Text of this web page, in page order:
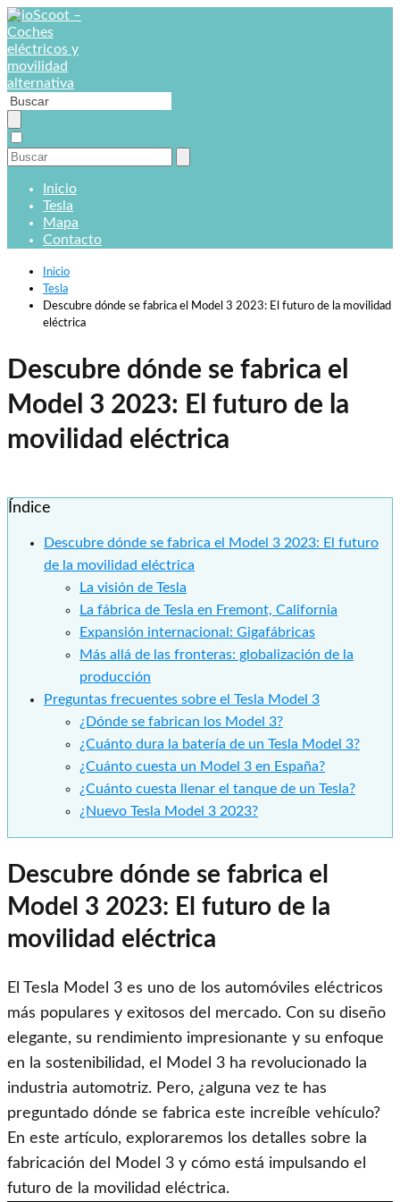
Inicio
Tesla
Mapa
Contacto
Inicio
Tesla
Descubre dónde se fabrica el Model 3 2023: El futuro de la movilidad
eléctrica
Descubre dónde se fabrica el
Model 3 2023: El futuro de la
movilidad eléctrica
Índice
Descubre dónde se fabrica el Model 3 2023: El futuro
de la movilidad eléctrica
La visión de Tesla
La fábrica de Tesla en Fremont, California
Expansión internacional: Gigafábricas
Más allá de las fronteras: globalización de la
producción
Preguntas frecuentes sobre el Tesla Model 3
¿Dónde se fabrican los Model 3?
¿Cuánto dura la batería de un Tesla Model 3?
¿Cuánto cuesta un Model 3 en España?
¿Cuánto cuesta llenar el tanque de un Tesla?
¿Nuevo Tesla Model 3 2023?
Descubre dónde se fabrica el
Model 3 2023: El futuro de la
movilidad eléctrica
El Tesla Model 3 es uno de los automóviles eléctricos
más populares y exitosos del mercado. Con su diseño
elegante, su rendimiento impresionante y su enfoque
en la sostenibilidad, el Model 3 ha revolucionado la
industria automotriz. Pero, ¿alguna vez te has
preguntado dónde se fabrica este increíble vehículo?
En este artículo, exploraremos los detalles sobre la
fabricación del Model 3 y cómo está impulsando el
futuro de la movilidad eléctrica.